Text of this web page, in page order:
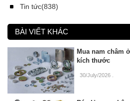
Tin tức(838)
BÀI VIẾT KHÁC
Mua nam châm
kích thước
30/July/2026